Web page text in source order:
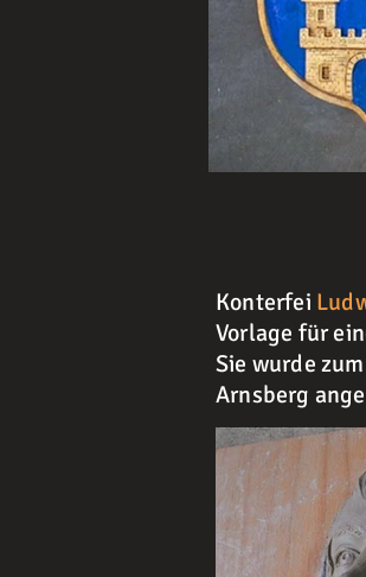
Konterfei
Vorlage für
Sie wurde
Arnsberg